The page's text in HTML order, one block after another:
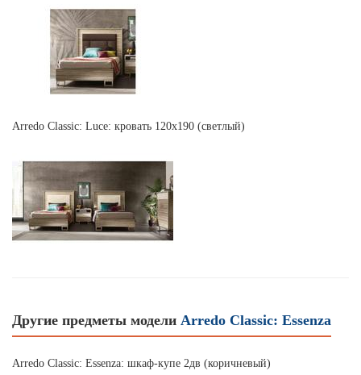
Arredo Classic: Luce: кровать 120х190 (светлый)
Другие предметы модели Arredo Classic: Essenza
Arredo Classic: Essenza: шкаф-купе 2дв (коричневый)